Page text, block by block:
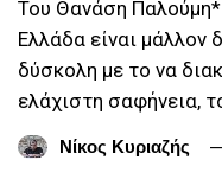
Του Θανάση
Ελλάδα είναι μάλλον
δύσκολη με το να
ελάχιστη σαφήνεια,
Νίκος Κυριαζής